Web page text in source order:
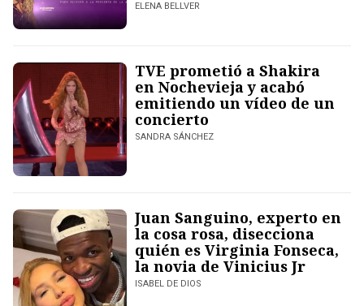
ELENA BELLVER
TVE prometió a Shakira
en Nochevieja y acabó
emitiendo un vídeo de un
concierto
SANDRA SÁNCHEZ
Juan Sanguino, experto en
la cosa rosa, disecciona
quién es Virginia Fonseca,
la novia de Vinicius Jr
ISABEL DE DIOS